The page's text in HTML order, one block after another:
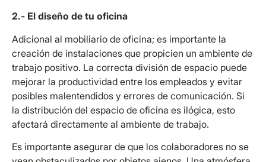
2.- El diseño de tu oficina
Adicional al mobiliario de oficina; es importante la
creación de instalaciones que propicien un ambiente de
trabajo positivo. La correcta división de espacio puede
mejorar la productividad entre los empleados y evitar
posibles malentendidos y errores de comunicación. Si
la distribución del espacio de oficina es ilógica, esto
afectará directamente al ambiente de trabajo.
Es importante asegurar de que los colaboradores no se